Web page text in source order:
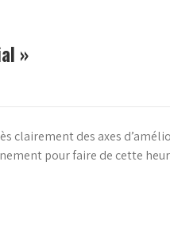
»
clairement des axes
pour faire de cette